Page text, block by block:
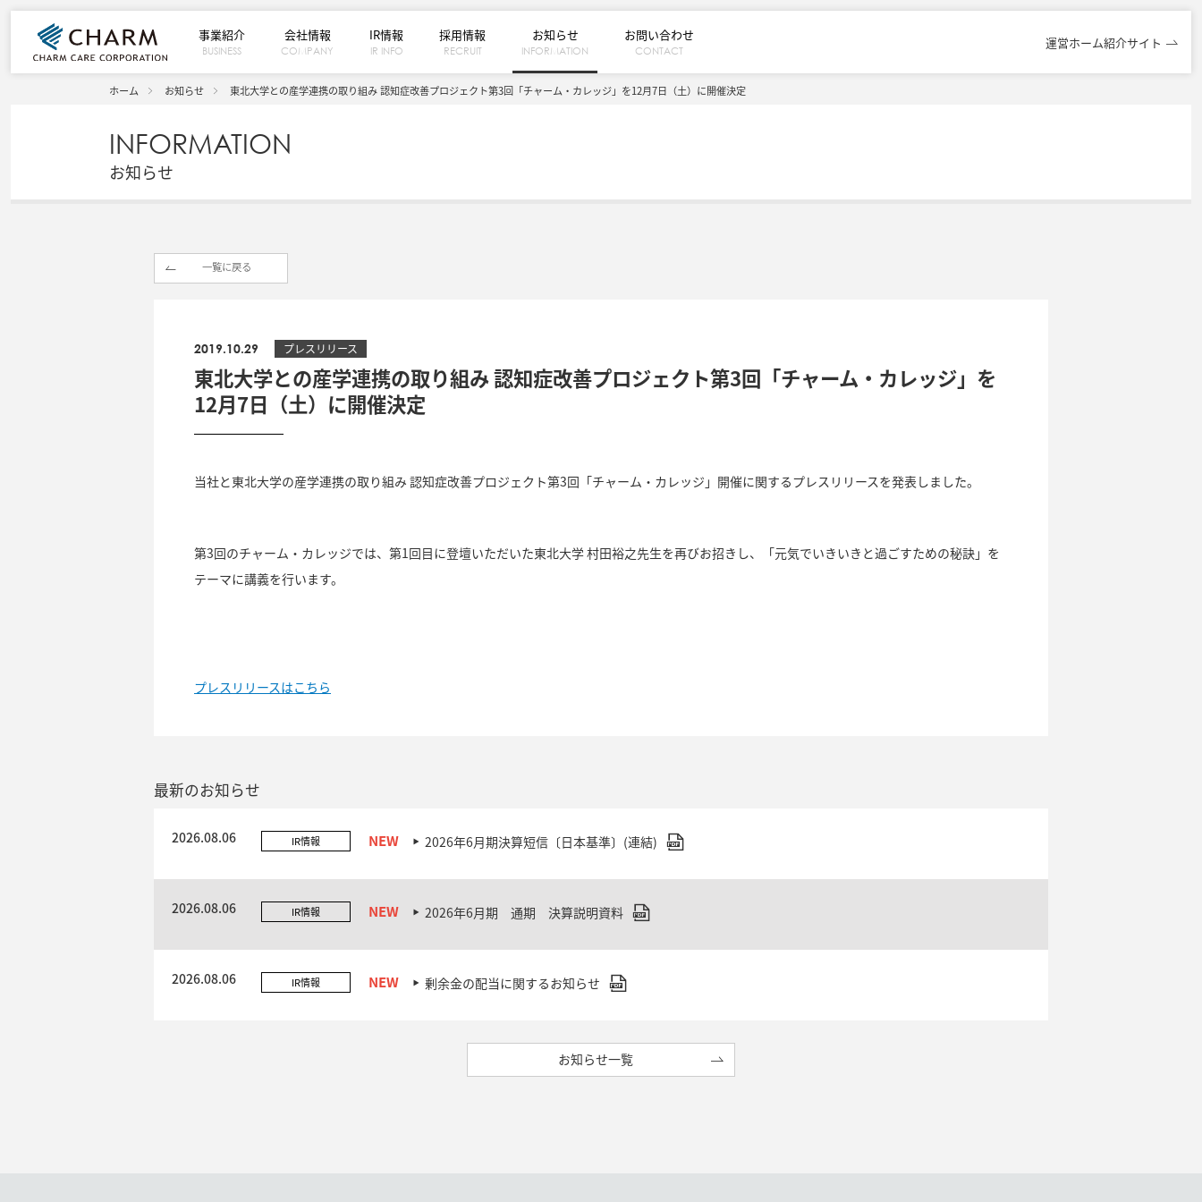
事業紹介
BUSINESS
会社情報
COMPANY
IR情報
IR INFO
採用情報
RECRUIT
お知らせ
INFORMATION
お問い合わせ
CONTACT
運営ホーム紹介サイト
ホーム お知らせ 東北大学との産学連携の取り組み 認知症改善プロジェクト第3回「チャーム・カレッジ」を12月7日（土）に開催決定
INFORMATION
お知らせ
一覧に戻る
2019.10.29 プレスリリース
東北大学との産学連携の取り組み 認知症改善プロジェクト第3回「チャーム・カレッジ」を
12月7日（土）に開催決定
当社と東北大学の産学連携の取り組み 認知症改善プロジェクト第3回「チャーム・カレッジ」開催に関するプレスリリースを発表しました。
第3回のチャーム・カレッジでは、第1回目に登壇いただいた東北大学 村田裕之先生を再びお招きし、「元気でいきいきと過ごすための秘訣」を
テーマに講義を行います。
プレスリリースはこちら
最新のお知らせ
2026.08.06 IR情報 2026年6月期決算短信〔日本基準〕(連結)
2026.08.06 IR情報 2026年6月期 通期 決算説明資料
2026.08.06 IR情報 剰余金の配当に関するお知らせ
お知らせ一覧